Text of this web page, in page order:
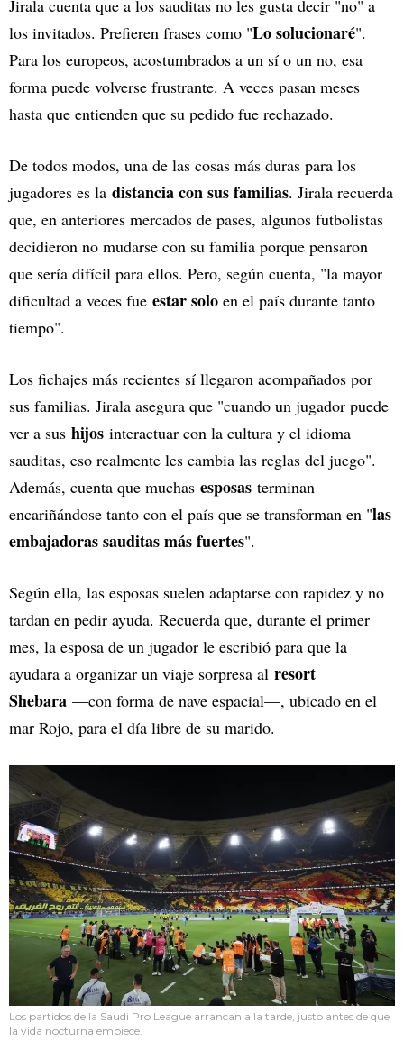
Jirala cuenta que a los sauditas no les gusta decir "no" a
los invitados. Prefieren frases como "Lo solucionaré".
Para los europeos, acostumbrados a un sí o un no, esa
forma puede volverse frustrante. A veces pasan meses
hasta que entienden que su pedido fue rechazado.
De todos modos, una de las cosas más duras para los
jugadores es la distancia con sus familias. Jirala recuerda
que, en anteriores mercados de pases, algunos futbolistas
decidieron no mudarse con su familia porque pensaron
que sería difícil para ellos. Pero, según cuenta, "la mayor
dificultad a veces fue estar solo en el país durante tanto
tiempo".
Los fichajes más recientes sí llegaron acompañados por
sus familias. Jirala asegura que "cuando un jugador puede
ver a sus hijos interactuar con la cultura y el idioma
sauditas, eso realmente les cambia las reglas del juego".
Además, cuenta que muchas esposas terminan
encariñándose tanto con el país que se transforman en "las
embajadoras sauditas más fuertes".
Según ella, las esposas suelen adaptarse con rapidez y no
tardan en pedir ayuda. Recuerda que, durante el primer
mes, la esposa de un jugador le escribió para que la
ayudara a organizar un viaje sorpresa al resort
Shebara —con forma de nave espacial—, ubicado en el
mar Rojo, para el día libre de su marido.
Los partidos de la Saudi Pro League arrancan a la tarde, justo antes de que
la vida nocturna empiece.